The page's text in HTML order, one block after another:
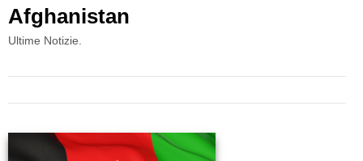
Afghanistan
Ultime Notizie.